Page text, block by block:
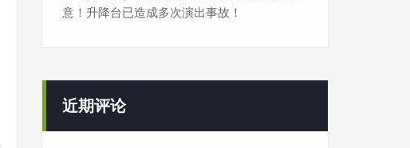
意！升降台已造成多次演出事故！
近期评论